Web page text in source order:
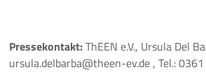
Pressekontakt:ThEEN e.V., Ursula Del
ursula.delbarba@theen-ev.de , Tel.: